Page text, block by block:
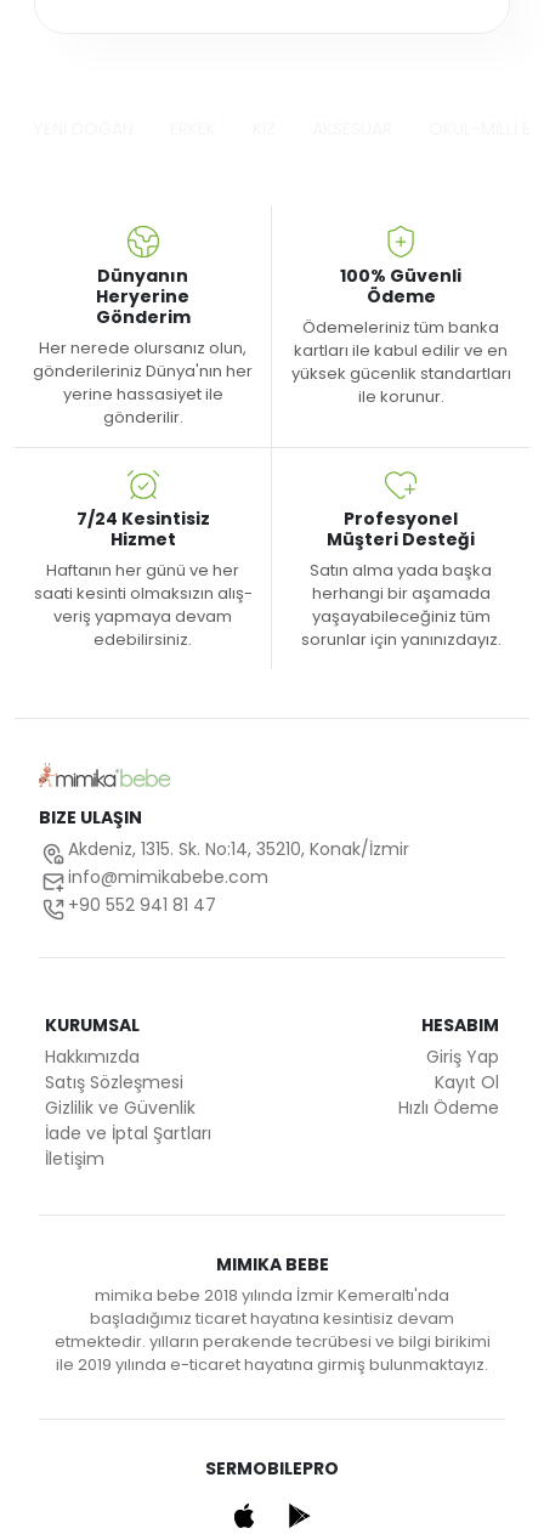
Dünyanın
Heryerine
Gönderim
Her nerede olursanız olun,
gönderileriniz Dünya'nın her
yerine hassasiyet ile
gönderilir.
100% Güvenli
Ödeme
Ödemeleriniz tüm banka
kartları ile kabul edilir ve en
yüksek gücenlik standartları
ile korunur.
7/24 Kesintisiz
Hizmet
Haftanın her günü ve her
saati kesinti olmaksızın alış-
veriş yapmaya devam
edebilirsiniz.
Profesyonel
Müşteri Desteği
Satın alma yada başka
herhangi bir aşamada
yaşayabileceğiniz tüm
sorunlar için yanınızdayız.
BIZE ULAŞIN
Akdeniz, 1315. Sk. No:14, 35210, Konak/İzmir
info@mimikabebe.com
+90 552 941 81 47
KURUMSAL
Hakkımızda
Satış Sözleşmesi
Gizlilik ve Güvenlik
İade ve İptal Şartları
İletişim
HESABIM
Giriş Yap
Kayıt Ol
Hızlı Ödeme
MIMIKA BEBE
mimika bebe 2018 yılında İzmir Kemeraltı'nda
başladığımız ticaret hayatına kesintisiz devam
etmektedir. yılların perakende tecrübesi ve bilgi birikimi
ile 2019 yılında e-ticaret hayatına girmiş bulunmaktayız.
SERMOBILEPRO